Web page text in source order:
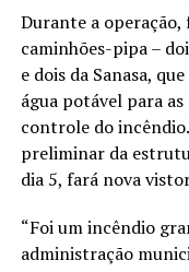
Durante a
caminhões-pipa –
e dois da Sanasa,
água potável para
controle do
preliminar da
dia 5, fará nova
“Foi um incêndio
administração